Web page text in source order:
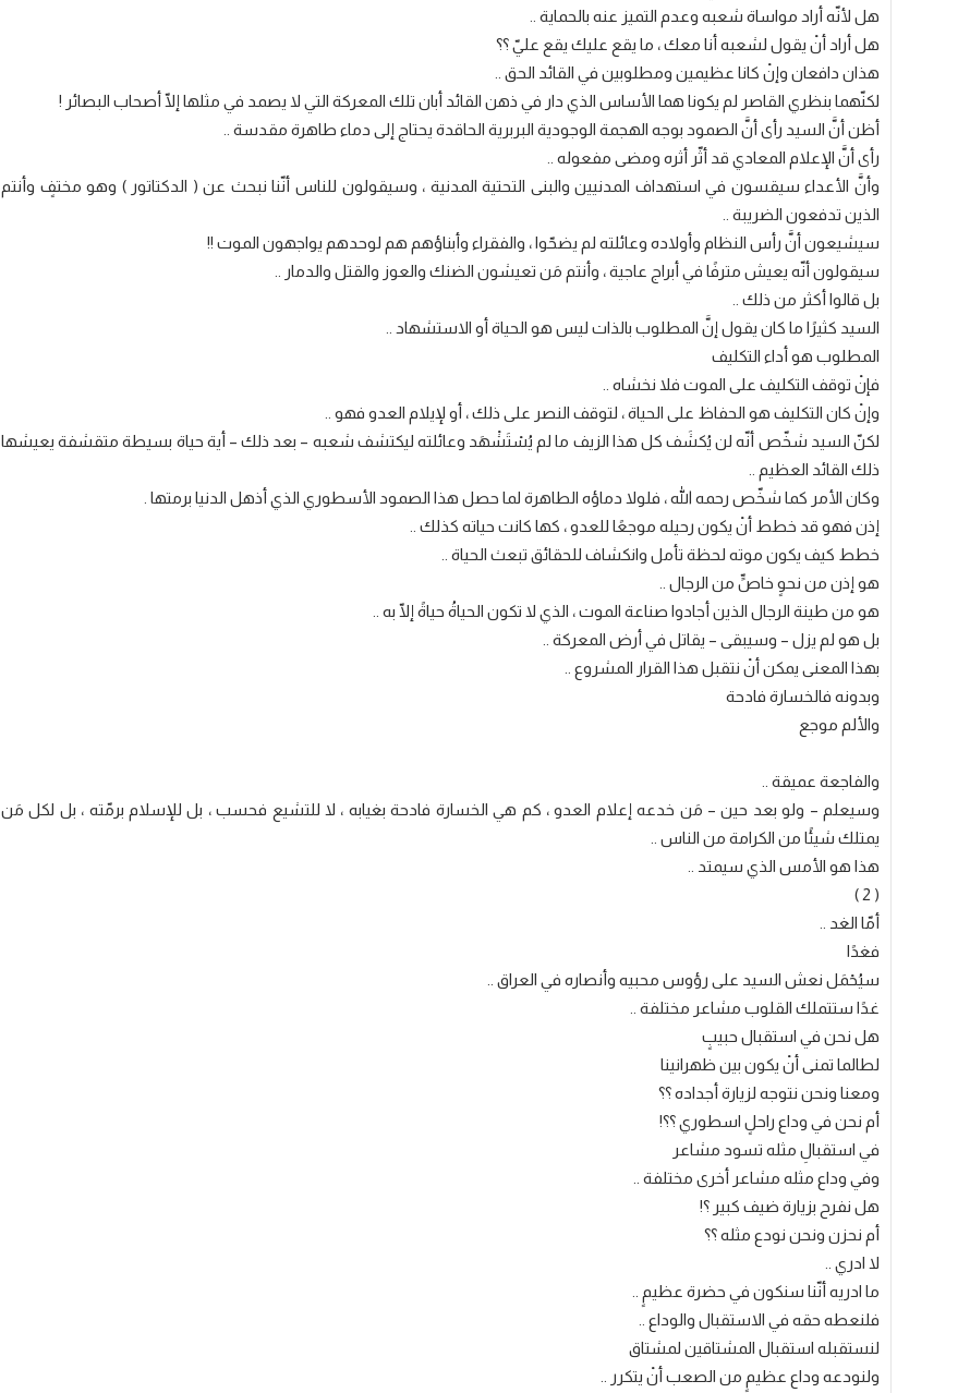
هل لأنّه أراد مواساة شعبه وعدم التميز عنه بالحماية ..
هل أراد أنْ يقول لشعبه أنا معك ، ما يقع عليك يقع عليّ ؟؟
هذان دافعان وإنْ كانا عظيمين ومطلوبين في القائد الحق ..
لكنّهما بنظري القاصر لم يكونا هما الأساس الذي دار في ذهن القائد أبان تلك المعركة التي لا يصمد في مثلها إلّا أصحاب البصائر !
أظن أنَّ السيد رأى أنَّ الصمود بوجه الهجمة الوجودية البربرية الحاقدة يحتاج إلى دماء طاهرة مقدسة ..
رأى أنَّ الإعلام المعادي قد أثّر أثره ومضى مفعوله ..
وأنَّ الأعداء سيقسون في استهداف المدنيين والبنى التحتية المدنية ، وسيقولون للناس أنّنا نبحث عن ( الدكتاتور ) وهو مختفٍ وأنتم
الذين تدفعون الضريبة ..
سيشيعون أنَّ رأس النظام وأولاده وعائلته لم يضحّوا ، والفقراء وأبناؤهم هم لوحدهم يواجهون الموت !!
سيقولون أنّه يعيش مترفًا في أبراج عاجية ، وأنتم مَن تعيشون الضنك والعوز والقتل والدمار ..
بل قالوا أكثر من ذلك ..
السيد كثيرًا ما كان يقول إنَّ المطلوب بالذات ليس هو الحياة أو الاستشهاد ..
المطلوب هو أداء التكليف
فإنْ توقف التكليف على الموت فلا نخشاه ..
وإنْ كان التكليف هو الحفاظ على الحياة ، لتوقف النصر على ذلك ، أو لإيلام العدو فهو ..
لكنّ السيد شخّص أنّه لن يُكشَف كل هذا الزيف ما لم يُسْتَشْهَد وعائلته ليكتشف شعبه – بعد ذلك – أية حياة بسيطة متقشفة يعيشها
ذلك القائد العظيم ..
وكان الأمر كما شخّص رحمه الله ، فلولا دماؤه الطاهرة لما حصل هذا الصمود الأسطوري الذي أذهل الدنيا برمتها .
إذن فهو قد خطط أنْ يكون رحيله موجعًا للعدو ، كها كانت حياته كذلك ..
خطط كيف يكون موته لحظة تأمل وانكشاف للحقائق تبعث الحياة ..
هو إذن من نحوٍ خاصٍّ من الرجال ..
هو من طينة الرجال الذين أجادوا صناعة الموت ، الذي لا تكون الحياةُ حياةً إلّا به ..
بل هو لم يزل – وسيبقى – يقاتل في أرض المعركة ..
بهذا المعنى يمكن أنْ نتقبل هذا القرار المشروع ..
وبدونه فالخسارة فادحة
والألم موجع
والفاجعة عميقة ..
وسيعلم – ولو بعد حين – مَن خدعه إعلام العدو ، كم هي الخسارة فادحة بغيابه ، لا للتشيع فحسب ، بل للإسلام برمّته ، بل لكل مَن
يمتلك شيئًا من الكرامة من الناس ..
هذا هو الأمس الذي سيمتد ..
( 2 )
أمّا الغد ..
فغدًا
سيُحْمَل نعش السيد على رؤوس محبيه وأنصاره في العراق ..
غدًا ستتملك القلوب مشاعر مختلفة ..
هل نحن في استقبال حبيبٍ
لطالما تمنى أنْ يكون بين ظهرانينا
ومعنا ونحن نتوجه لزيارة أجداده ؟؟
أم نحن في وداع راحلٍ اسطوري ؟؟!
في استقبالِ مثله تسود مشاعر
وفي وداع مثله مشاعر أخرى مختلفة ..
هل نفرح بزيارة ضيف كبير ؟!
أم نحزن ونحن نودع مثله ؟؟
لا ادري ..
ما ادريه أنّنا سنكون في حضرة عظيمٍ ..
فلنعطه حقه في الاستقبال والوداع ..
لنستقبله استقبال المشتاقين لمشتاق
ولنودعه وداع عظيمٍ من الصعب أنْ يتكرر ..